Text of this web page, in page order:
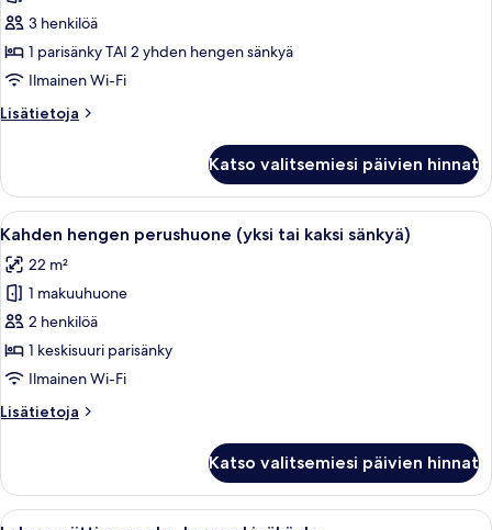
parveke,
merinäköala
kuvat
3 henkilöä
1 parisänky TAI 2 yhden hengen sänkyä
Ilmainen Wi-Fi
Lisätietoja
Lisätietoja
parveke,
merinäköala
Katso valitsemiesi päivien hinnat
Avaa
kaikki
huonetyypin
Kahden
hengen
perushuone
(yksi
kaksi
Hotellihuone, jossa on suuri sänky,
4
Kahden hengen perushuone (yksi tai kaksi sänkyä)
22 m²
1 makuuhuone
2 henkilöä
1 keskisuuri parisänky
Ilmainen Wi-Fi
Lisätietoja
Lisätietoja
perushuone
(yksi
Katso valitsemiesi päivien hinnat
Avaa
Hotellihuone, jossa on suuri sänky,